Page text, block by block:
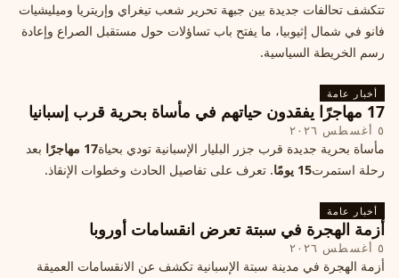
تتكشف تحالفات جديدة بين جبهة تحرير شعب تيغراي وإريتريا وميليشيات
فانو في شمال إثيوبيا، ما يفتح باب تساؤلات حول مستقبل الصراع وإعادة
رسم الخريطة السياسية.
أخبار عامة
17 مهاجرًا يفقدون حياتهم في مأساة بحرية قرب إسبانيا
٥ أغسطس ٢٠٢٦
مأساة بحرية جديدة قرب جزر البليار الإسبانية تودي بحياة17 مهاجرًا
بعد
رحلة استمرت15 يومًا . تعرف على تفاصيل الحادث وخطوات الإنقاذ.
أخبار عامة
أزمة الهجرة في سبتة تعرض انقسامات أوروبا
٥ أغسطس ٢٠٢٦
أزمة الهجرة في مدينة سبتة الإسبانية تكشف عن الانقسامات العميقة